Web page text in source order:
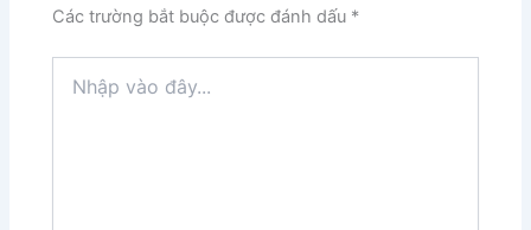
Các trường bắt buộc được đánh dấu *
vào